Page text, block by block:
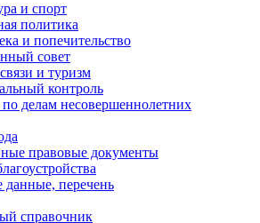
и спорт
политика
и попечительство
совет
и туризм
контроль
делам несовершеннолетних
правовые документы
перечень
справочник